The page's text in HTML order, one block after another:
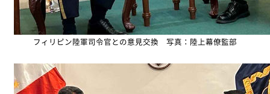
フィリピン陸軍司令官との意見交換 写真：陸上幕僚監部